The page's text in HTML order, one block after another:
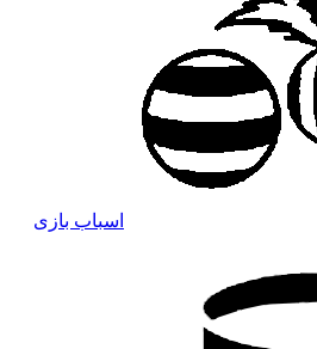
اسباب بازی